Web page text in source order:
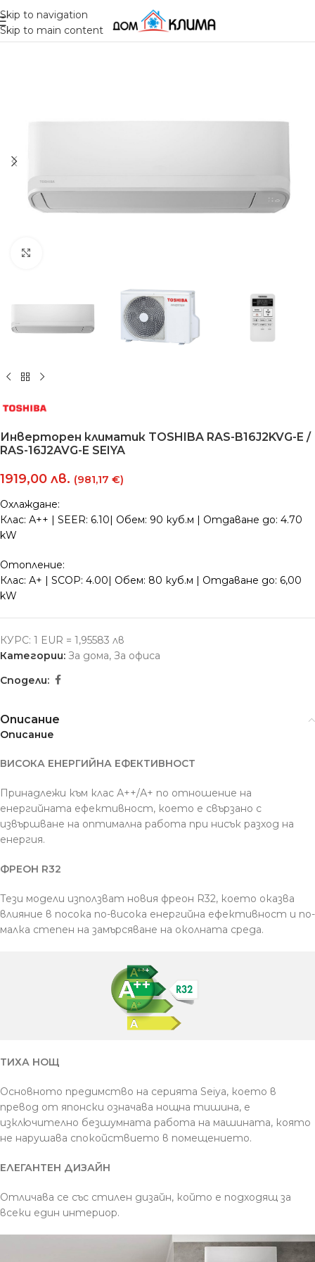
Skip to navigation
Skip to main content
Инверторен климатик TOSHIBA RAS-B16J2KVG-E /
RAS-16J2AVG-E SEIYA
1919,00 лв. (981,17 €)
Охлаждане:
Клас: А++ | SEER: 6.10| Обем: 90 куб.м | Отдаване до: 4.70
kW
Отопление:
Клас: А+ | SCOP: 4.00| Обем: 80 куб.м | Отдаване до: 6,00
kW
КУРС: 1 EUR = 1,95583 лв
Категории: За дома, За офиса
Сподели:
Описание
Описание
ВИСОКА ЕНЕРГИЙНА ЕФЕКТИВНОСТ
Принадлежи към клас А++/А+ по отношение на
енергийната ефективност, което е свързано с
извършване на оптимална работа при нисък разход на
енергия.
ФРЕОН R32
Тези модели използват новия фреон R32, което оказва
влияние в посока по-висока енергийна ефективност и по-
малка степен на замърсяване на околната среда.
ТИХА НОЩ
Основното предимство на серията Seiya, което в
превод от японски означава нощна тишина, е
изключително безшумната работа на машината, която
не нарушава спокойствието в помещението.
ЕЛЕГАНТЕН ДИЗАЙН
Отличава се със стилен дизайн, който е подходящ за
всеки един интериор.